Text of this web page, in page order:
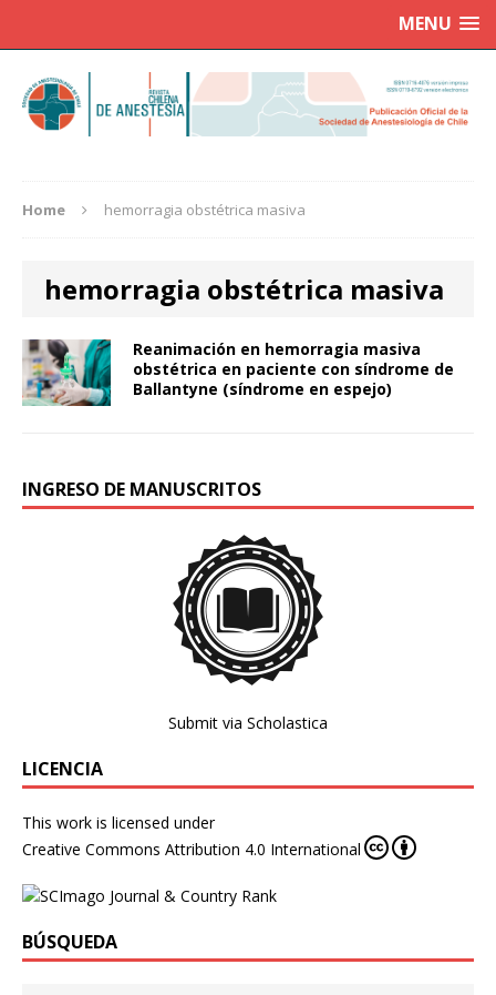
MENU
Home hemorragia obstétrica masiva
hemorragia obstétrica masiva
Reanimación en hemorragia masiva
obstétrica en paciente con síndrome de
Ballantyne (síndrome en espejo)
INGRESO DE MANUSCRITOS
Submit via Scholastica
LICENCIA
This work is licensed under
Creative Commons Attribution 4.0 International
BÚSQUEDA